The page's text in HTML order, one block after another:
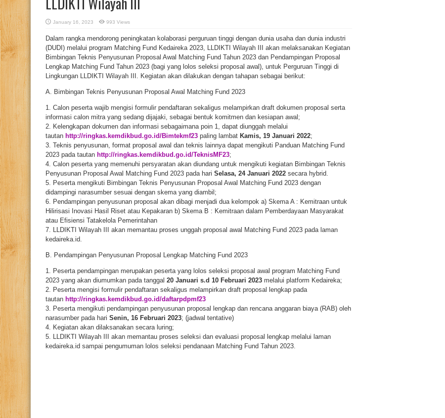
January 16, 2023 993 Views
Dalam rangka mendorong peningkatan kolaborasi perguruan tinggi dengan dunia usaha dan dunia industri
(DUDI) melalui program Matching Fund Kedaireka 2023, LLDIKTI Wilayah III akan melaksanakan Kegiatan
Bimbingan Teknis Penyusunan Proposal Awal Matching Fund Tahun 2023 dan Pendampingan Proposal
Lengkap Matching Fund Tahun 2023 (bagi yang lolos seleksi proposal awal), untuk Perguruan Tinggi di
Lingkungan LLDIKTI Wilayah III. Kegiatan akan dilakukan dengan tahapan sebagai berikut:
A. Bimbingan Teknis Penyusunan Proposal Awal Matching Fund 2023
1. Calon peserta wajib mengisi formulir pendaftaran sekaligus melampirkan draft dokumen proposal serta
informasi calon mitra yang sedang dijajaki, sebagai bentuk komitmen dan kesiapan awal;
2. Kelengkapan dokumen dan informasi sebagaimana poin 1, dapat diunggah melalui
tautan http://ringkas.kemdikbud.go.id/Bimtekmf23 paling lambat Kamis, 19 Januari 2022;
3. Teknis penyusunan, format proposal awal dan teknis lainnya dapat mengikuti Panduan Matching Fund
2023 pada tautan http://ringkas.kemdikbud.go.id/TeknisMF23;
4. Calon peserta yang memenuhi persyaratan akan diundang untuk mengikuti kegiatan Bimbingan Teknis
Penyusunan Proposal Awal Matching Fund 2023 pada hari Selasa, 24 Januari 2022 secara hybrid.
5. Peserta mengikuti Bimbingan Teknis Penyusunan Proposal Awal Matching Fund 2023 dengan
didampingi narasumber sesuai dengan skema yang diambil;
6. Pendampingan penyusunan proposal akan dibagi menjadi dua kelompok a) Skema A : Kemitraan untuk
Hilirisasi Inovasi Hasil Riset atau Kepakaran b) Skema B : Kemitraan dalam Pemberdayaan Masyarakat
atau Efisiensi Tatakelola Pemerintahan
7. LLDIKTI Wilayah III akan memantau proses unggah proposal awal Matching Fund 2023 pada laman
kedaireka.id.
B. Pendampingan Penyusunan Proposal Lengkap Matching Fund 2023
1. Peserta pendampingan merupakan peserta yang lolos seleksi proposal awal program Matching Fund
2023 yang akan diumumkan pada tanggal 20 Januari s.d 10 Februari 2023 melalui platform Kedaireka;
2. Peserta mengisi formulir pendaftaran sekaligus melampirkan draft proposal lengkap pada
tautan http://ringkas.kemdikbud.go.id/daftarpdpmf23
3. Peserta mengikuti pendampingan penyusunan proposal lengkap dan rencana anggaran biaya (RAB) oleh
narasumber pada hari Senin, 16 Februari 2023; (jadwal tentative)
4. Kegiatan akan dilaksanakan secara luring;
5. LLDIKTI Wilayah III akan memantau proses seleksi dan evaluasi proposal lengkap melalui laman
kedaireka.id sampai pengumuman lolos seleksi pendanaan Matching Fund Tahun 2023.